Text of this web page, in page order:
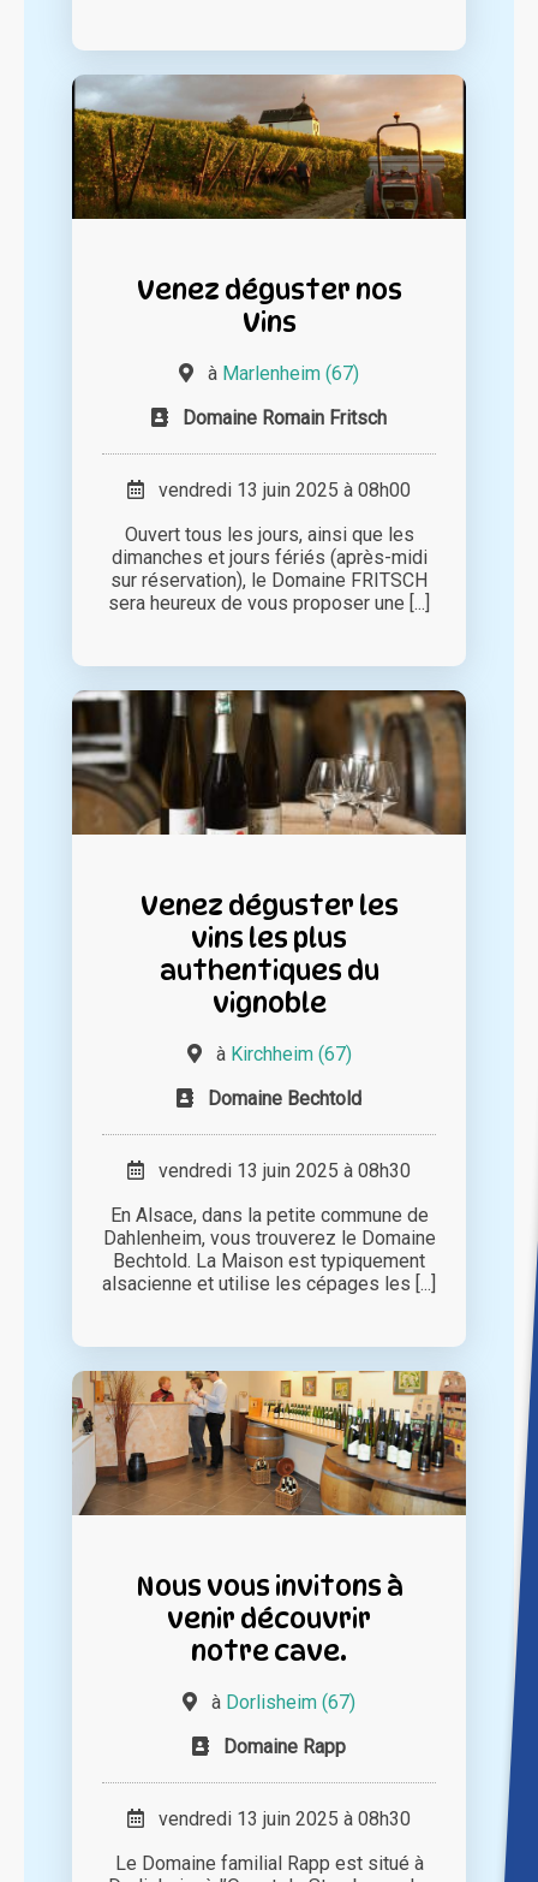
Venez déguster nos
Vins
à Marlenheim (67)
Domaine Romain Fritsch
vendredi 13 juin 2025 à 08h00
Ouvert tous les jours, ainsi que les
dimanches et jours fériés (après-midi
sur réservation), le Domaine FRITSCH
sera heureux de vous proposer une [...]
Venez déguster les
vins les plus
authentiques du
vignoble
à Kirchheim (67)
Domaine Bechtold
vendredi 13 juin 2025 à 08h30
En Alsace, dans la petite commune de
Dahlenheim, vous trouverez le Domaine
Bechtold. La Maison est typiquement
alsacienne et utilise les cépages les [...]
Nous vous invitons à
venir découvrir
notre cave.
à Dorlisheim (67)
Domaine Rapp
vendredi 13 juin 2025 à 08h30
Le Domaine familial Rapp est situé à